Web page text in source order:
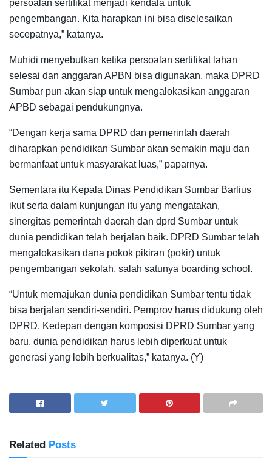
persoalan sertifikat menjadi kendala untuk
pengembangan. Kita harapkan ini bisa diselesaikan
secepatnya,” katanya.
Muhidi menyebutkan ketika persoalan sertifikat lahan
selesai dan anggaran APBN bisa digunakan, maka DPRD
Sumbar pun akan siap untuk mengalokasikan anggaran
APBD sebagai pendukungnya.
“Dengan kerja sama DPRD dan pemerintah daerah
diharapkan pendidikan Sumbar akan semakin maju dan
bermanfaat untuk masyarakat luas,” paparnya.
Sementara itu Kepala Dinas Pendidikan Sumbar Barlius
ikut serta dalam kunjungan itu yang mengatakan,
sinergitas pemerintah daerah dan dprd Sumbar untuk
dunia pendidikan telah berjalan baik. DPRD Sumbar telah
mengalokasikan dana pokok pikiran (pokir) untuk
pengembangan sekolah, salah satunya boarding school.
“Untuk memajukan dunia pendidikan Sumbar tentu tidak
bisa berjalan sendiri-sendiri. Pemprov harus didukung oleh
DPRD. Kedepan dengan komposisi DPRD Sumbar yang
baru, dunia pendidikan harus lebih diperkuat untuk
generasi yang lebih berkualitas,” katanya. (Y)
Related Posts